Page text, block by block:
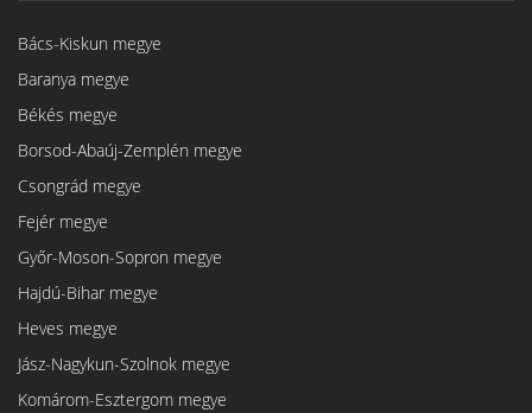
Bács-Kiskun megye
Baranya megye
Békés megye
Borsod-Abaúj-Zemplén megye
Csongrád megye
Fejér megye
Győr-Moson-Sopron megye
Hajdú-Bihar megye
Heves megye
Jász-Nagykun-Szolnok megye
Komárom-Esztergom megye